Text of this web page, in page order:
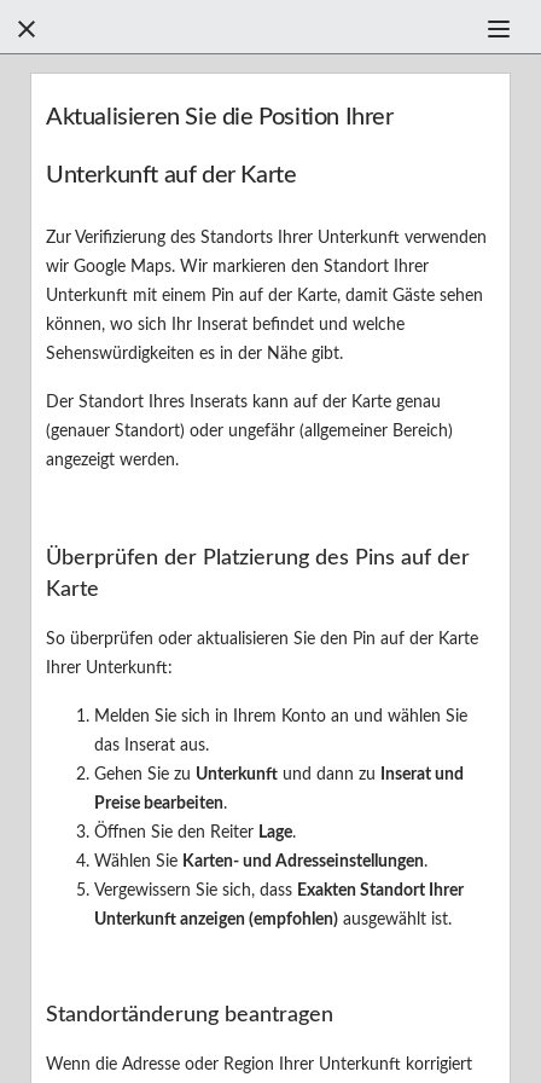
Finden Sie anhand der Kategorien Hilfe
Finden einer Ferienunterkunft
Buchen einer Ferienunterkunft
Ihr Aufenthalt
Ihr Benutzerkonto
Buchungsassistent
Unsere Partner
Datenschutz
Unterkunft auf der Karte

Aktualisieren Sie die Position Ihrer
Unterkunft auf der Karte
Zur Verifizierung des Standorts Ihrer Unterkunft verwenden
wir Google Maps. Wir markieren den Standort Ihrer
Unterkunft mit einem Pin auf der Karte, damit Gäste sehen
können, wo sich Ihr Inserat befindet und welche
Sehenswürdigkeiten es in der Nähe gibt.
Der Standort Ihres Inserats kann auf der Karte genau
(genauer Standort) oder ungefähr (allgemeiner Bereich)
angezeigt werden.
Überprüfen der Platzierung des Pins auf der
Karte
So überprüfen oder aktualisieren Sie den Pin auf der Karte
Ihrer Unterkunft:
Melden Sie sich in Ihrem Konto an und wählen Sie
das Inserat aus.
Gehen Sie zu Unterkunft und dann zu
Inserat und
Preise bearbeiten.
Öffnen Sie den Reiter Lage.
Wählen Sie Karten- und Adresseinstellungen.
Vergewissern Sie sich, dass Exakten Standort Ihrer
Unterkunft anzeigen (empfohlen) ausgewählt ist.
Standortänderung beantragen
Wenn die Adresse oder Region Ihrer Unterkunft korrigiert